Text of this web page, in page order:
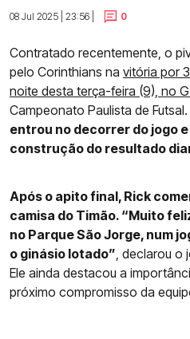
08 Jul 2025 | 23:56 |
0
Contratado recentemente, o
pelo Corinthians na vitória por
noite desta terça-feira (9), no
Campeonato Paulista de Futsal.
entrou no decorrer do jogo
construção do resultado
Após o apito final, Rick
camisa do Timão. “Muito
no Parque São Jorge, num
o ginásio lotado”, declarou o
Ele ainda destacou a
próximo compromisso da